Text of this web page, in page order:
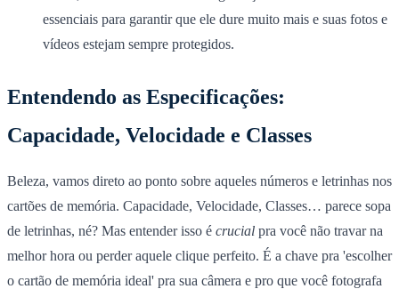
essenciais para garantir que ele dure muito mais e suas fotos e
vídeos estejam sempre protegidos.
Entendendo as Especificações:
Capacidade, Velocidade e Classes
Beleza, vamos direto ao ponto sobre aqueles números e letrinhas nos
cartões de memória. Capacidade, Velocidade, Classes… parece sopa
de letrinhas, né? Mas entender isso é crucial pra você não travar na
melhor hora ou perder aquele clique perfeito. É a chave pra 'escolher
o cartão de memória ideal' pra sua câmera e pro que você fotografa